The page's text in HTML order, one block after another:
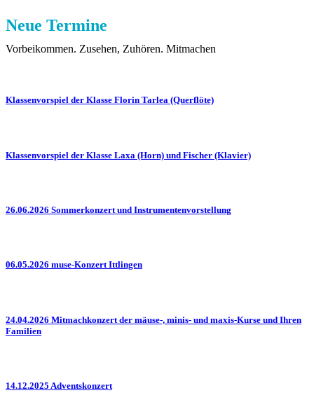
Neue Termine
Vorbeikommen. Zusehen, Zuhören. Mitmachen
Klassenvorspiel der Klasse Florin Tarlea (Querflöte)
Klassenvorspiel der Klasse Laxa (Horn) und Fischer (Klavier)
26.06.2026 Sommerkonzert und Instrumentenvorstellung
06.05.2026 muse-Konzert Ittlingen
24.04.2026 Mitmachkonzert der mäuse-, minis- und maxis-Kurse und Ihren
Familien
14.12.2025 Adventskonzert